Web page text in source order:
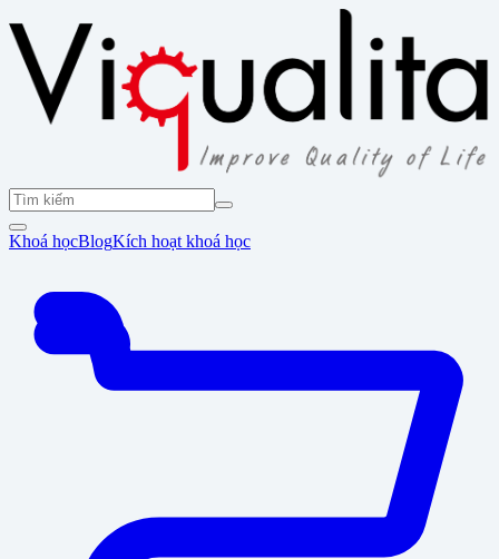
Khoá họcBlogKích hoạt khoá học